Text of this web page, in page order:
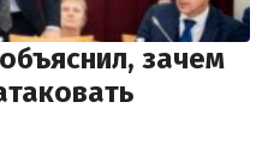
зачем